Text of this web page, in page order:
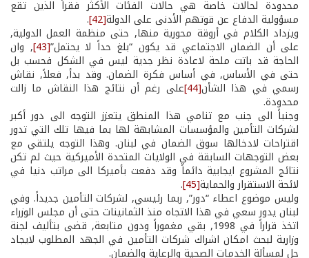
محدودة لحالات خاصة هي حالات الفئات الأكثر فقراً الذين تقع
مسؤولية الدفاع عن قوتهم الأدنى على الدولة[42]
.
ويزداد الكلام في أروقة محورية منها, حتى منظمة العمل الدولية,
على أن الضمان الاجتماعي قد يكون “بلغ حداً لا يحتمل”[43] , وان
الحاجة قد باتت ملحة لاعادة نظر جدية ليس في الشكل فحسب بل
حتى في الأساس, في أساس فكرة الضمان. وقد بدأ, فعلاً, نقاش
رسمي في هذا الشأن[44] على رغم أن نتائج هذا النقاش ما زالت
محدودة.
وجنباً الى جنب مع تنامي هذا المنطق يتعزز التوجه الى دور أكبر
لشركات التأمين والمؤسسات المشابهة لها بما فيها تلك التي تدور
اقتراحات لادخالها سوق الضمان في لبنان. وهذا التوجه يلتقي مع
بعض التوجهات السابقة في الولايات المتحدة الأميركية حيث لم تكن
نتائج المشروع ايجابية دائماً وقد دفعت بأميركا الى مراتب دنيا في
لائحة الاستقرار والحماية[45]
.
وليس موضوع اعطاء “دور”, ربما رئيسي, لشركات التأمين جديداً. وفي
لبنان يدور سعي في هذا الاتجاه منذ الثمانينات حتى أن مجلس الوزراء
اتخذ قراراً في 1998, بقي مغموراً ودون متابعة, قضى بتأليف لجنة
وزارية لبحث امكان اشراك شركات التأمين في الجهد المطلوب لايجاد
حل لمسألة الخدمات الصحية والرعاية والضمان.